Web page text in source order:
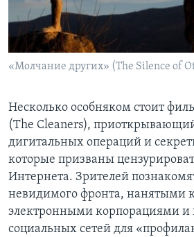
«Молчание других» (The Silence of
Несколько особняком стоит
(The Cleaners),
дигитальных операций и
которые призваны
Интернета. Зрителей
невидимого фронта, нанятыми
электронными корпорациями и
социальных сетей для